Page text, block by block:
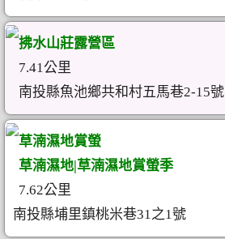
拂水山莊露營區
7.41公里
南投縣魚池鄉共和村五馬巷2-15號
草湳濕地賞螢
草湳濕地|草湳濕地賞螢季
7.62公里
南投縣埔里鎮桃米巷31之1號